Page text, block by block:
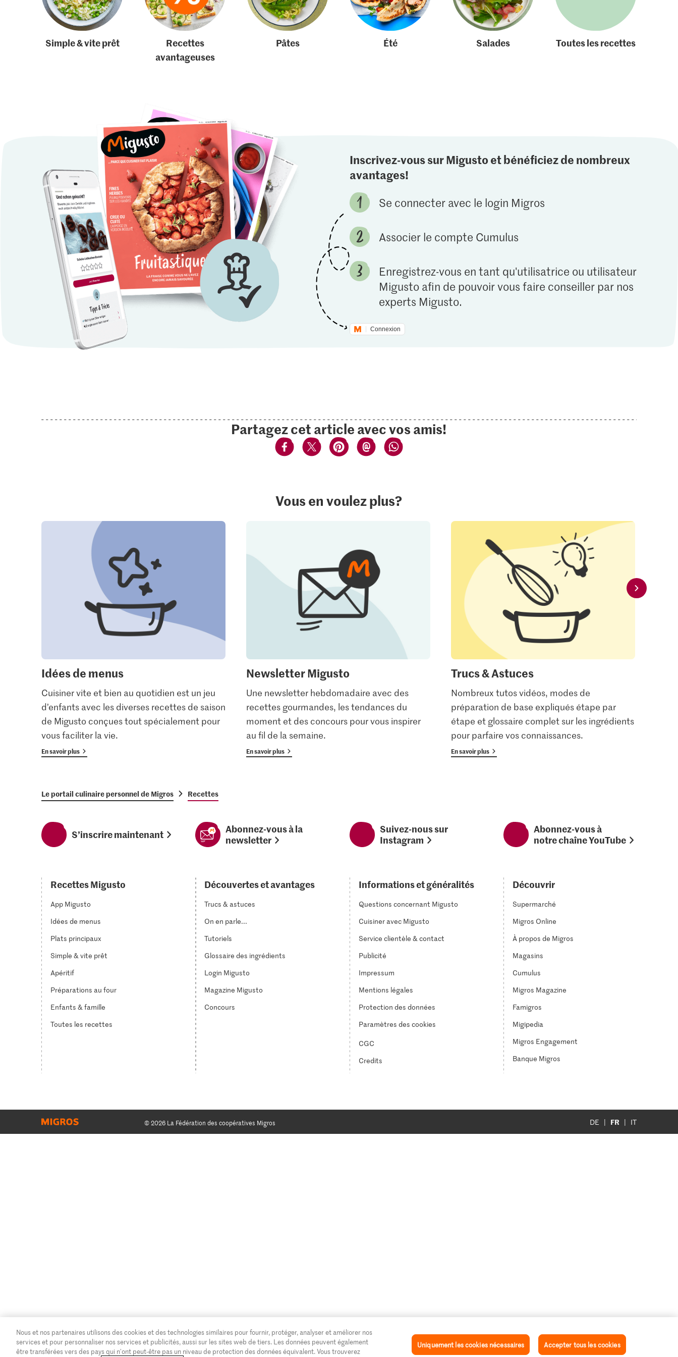
Simple & vite prêt
Recettes
avantageuses
Pâtes Été Salades Toutes les recettes
Inscrivez-vous sur Migusto et bénéficiez de nombreux
avantages!
Se connecter avec le login Migros
Associer le compte Cumulus
Enregistrez-vous en tant qu'utilisatrice ou utilisateur
Migusto afin de pouvoir vous faire conseiller par nos
experts Migusto.
Connexion
Partagez cet article avec vos amis!
Vous en voulez plus?
Idées de menus
Cuisiner vite et bien au quotidien est un jeu
d’enfants avec les diverses recettes de saison
de Migusto conçues tout spécialement pour
vous faciliter la vie.
En savoir plus
Newsletter Migusto
Une newsletter hebdomadaire avec des
recettes gourmandes, les tendances du
moment et des concours pour vous inspirer
au fil de la semaine.
En savoir plus
Trucs & Astuces
Nombreux tutos vidéos, modes de
préparation de base expliqués étape par
étape et glossaire complet sur les ingrédients
pour parfaire vos connaissances.
En savoir plus
Le portail culinaire personnel de Migros Recettes
S’inscrire maintenant
Abonnez-vous à la
newsletter
Suivez-nous sur
Instagram
Abonnez-vous à
notre chaîne YouTube
Recettes Migusto
App Migusto
Idées de menus
Plats principaux
Simple & vite prêt
Apéritif
Préparations au four
Enfants & famille
Toutes les recettes
Découvertes et avantages
Trucs & astuces
On en parle...
Tutoriels
Glossaire des ingrédients
Login Migusto
Magazine Migusto
Concours
Informations et généralités
Questions concernant Migusto
Cuisiner avec Migusto
Service clientèle & contact
Publicité
Impressum
Mentions légales
Protection des données
Paramètres des cookies
CGC
Credits
Découvrir
Supermarché
Migros Online
À propos de Migros
Magasins
Cumulus
Migros Magazine
Famigros
Migipedia
Migros Engagement
Banque Migros
© 2026 La Fédération des coopératives Migros DE FR IT
Nous et nos partenaires utilisons des cookies et des technologies similaires pour fournir, protéger, analyser et améliorer nos
services et pour personnaliser nos services et publicités, aussi sur les sites web de tiers. Les données peuvent également
être transférées vers des pays qui n'ont peut-être pas un niveau de protection des données équivalent. Vous trouverez
Uniquement les cookies nécessaires Accepter tous les cookies